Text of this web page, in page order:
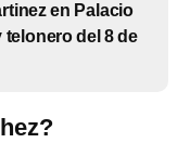
en Palacio
del 8 de